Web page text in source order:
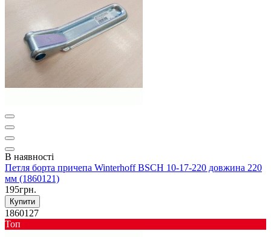
В наявності
Петля борта причепа Winterhoff BSCH 10-17-220 довжина 220
мм (1860121)
195грн.
Купити
1860127
Toп